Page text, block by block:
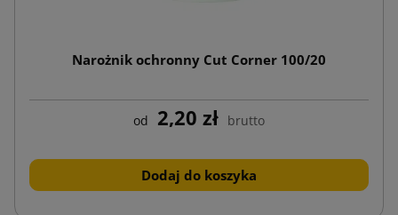
Narożnik ochronny Cut Corner 100/20
od 2,20 zł brutto
Dodaj do koszyka